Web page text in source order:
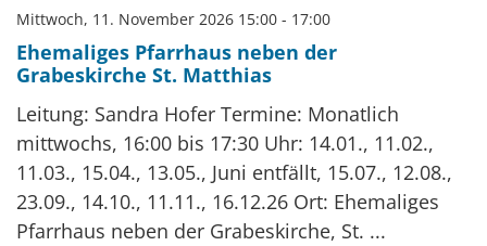
Mittwoch, 11. November 2026 15:00 - 17:00
Ehemaliges Pfarrhaus neben der
Grabeskirche St. Matthias
Leitung: Sandra Hofer Termine: Monatlich
mittwochs, 16:00 bis 17:30 Uhr: 14.01., 11.02.,
11.03., 15.04., 13.05., Juni entfällt, 15.07., 12.08.,
23.09., 14.10., 11.11., 16.12.26 Ort: Ehemaliges
Pfarrhaus neben der Grabeskirche, St. ...